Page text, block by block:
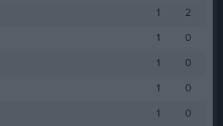
1
2
1
0
1
0
1
0
1
0